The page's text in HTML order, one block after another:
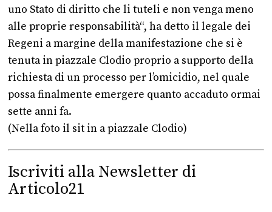
uno Stato di diritto che li tuteli e non venga meno
alle proprie responsabilità“, ha detto il legale dei
Regeni a margine della manifestazione che si è
tenuta in piazzale Clodio proprio a supporto della
richiesta di un processo per l’omicidio, nel quale
possa finalmente emergere quanto accaduto ormai
sette anni fa.
(Nella foto il sit in a piazzale Clodio)
Iscriviti alla Newsletter di
Articolo21